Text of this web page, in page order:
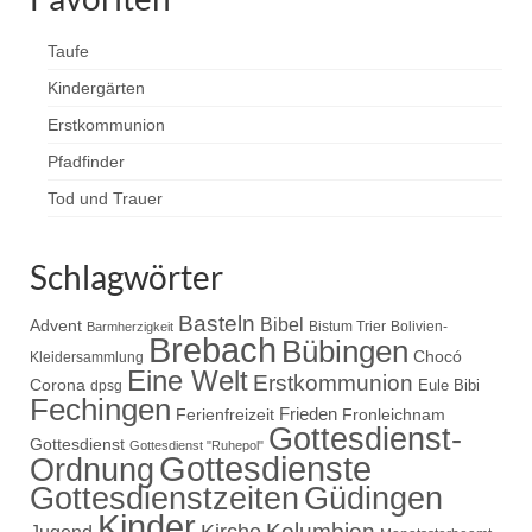
Taufe
Kindergärten
Erstkommunion
Pfadfinder
Tod und Trauer
Schlagwörter
Advent Barmherzigkeit Basteln Bibel Bistum Trier Bolivien-
Kleidersammlung Brebach Bübingen Chocó
Corona dpsg Eine Welt Erstkommunion Eule Bibi
Fechingen Ferienfreizeit Frieden Fronleichnam
Gottesdienst Gottesdienst "Ruhepol" Gottesdienst-
OrdnungGottesdienste
Gottesdienstzeiten Güdingen